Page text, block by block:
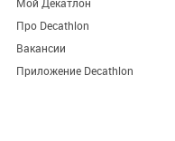
Про Decathlon
Вакансии
Приложение Decathlon